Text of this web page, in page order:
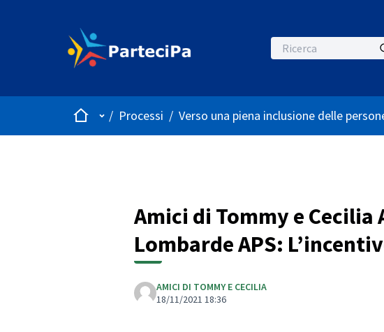
HomeMenù principale
/ Processi / Verso una piena inclusione delle
Amici di Tommy e Cecilia
Lombarde APS:
AMICI DI TOMMY E CECILIA
18/11/2021 18:36